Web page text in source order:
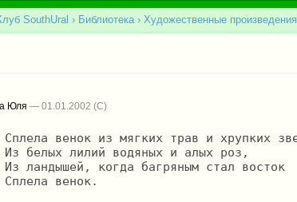
SouthUral › Библиотека › Художественные произведения
Юля — 01.01.2002